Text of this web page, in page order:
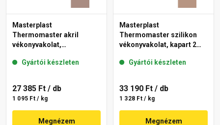
Masterplast
Thermomaster akril
vékonyvakolat,
14-C 25 kg
Gyártói készleten
27 385 Ft / db
1 095 Ft / kg
Megnézem
Masterplast
Thermomaster szilikon
vékonyvakolat, kapart 2
Gyártói készleten
33 190 Ft / db
1 328 Ft / kg
Megnézem